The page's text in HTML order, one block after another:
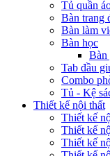
Tủ quần
Bàn trang
Bàn làm
Bàn học
Bàn
Tab đầu
Combo
Tủ - Kệ
Thiết kế nội thất
Thiết kế
Thiết kế
Thiết kế